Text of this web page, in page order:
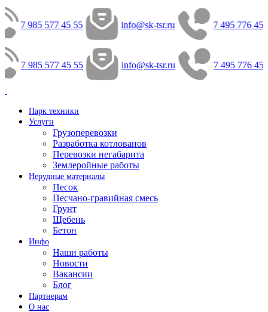
7 985 577 45 55 info@sk-tsr.ru 7 495 776 45
7 985 577 45 55 info@sk-tsr.ru 7 495 776 45
Парк техники
Услуги
Грузоперевозки
Разработка котлованов
Перевозки негабарита
Землеройные работы
Нерудные материалы
Песок
Песчано-гравийная смесь
Грунт
Щебень
Бетон
Инфо
Наши работы
Новости
Вакансии
Блог
Партнерам
О нас